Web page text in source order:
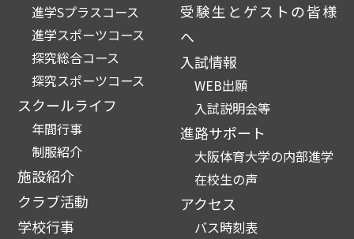
進学Sプラスコース
進学スポーツコース
探究総合コース
探究スポーツコース
スクールライフ
年間行事
制服紹介
施設紹介
クラブ活動
学校行事
受験生とゲストの皆様
へ
入試情報
WEB出願
入試説明会等
進路サポート
大阪体育大学の内部進学
在校生の声
アクセス
バス時刻表